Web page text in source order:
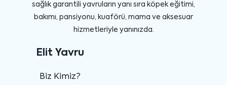
sağlık garantili yavruların yanı sıra köpek eğitimi,
bakımı, pansiyonu, kuaförü, mama ve aksesuar
hizmetleriyle yanınızda.
Elit Yavru
Biz Kimiz?